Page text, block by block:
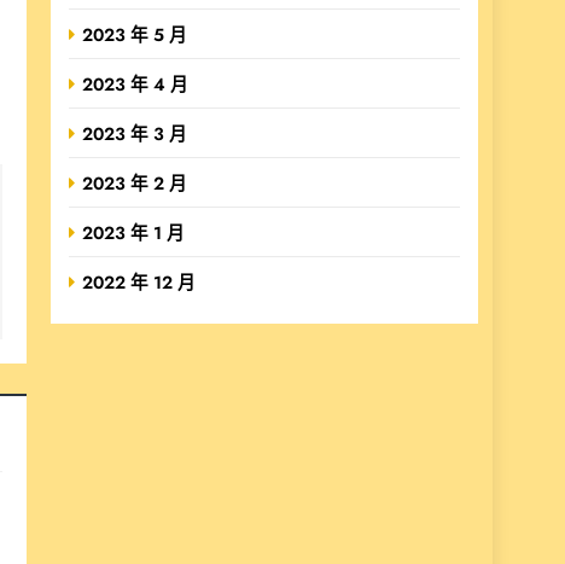
2023 年 5 月
2023 年 4 月
2023 年 3 月
2023 年 2 月
2023 年 1 月
2022 年 12 月